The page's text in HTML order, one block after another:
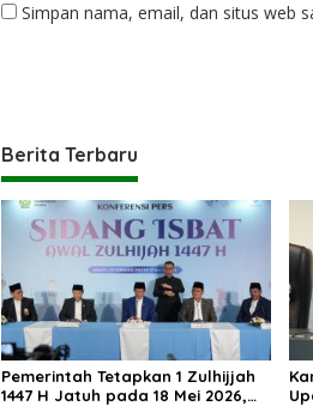
Simpan nama, email, dan situs web
Berita Terbaru
Pemerintah Tetapkan 1 Zulhijjah
1447 H Jatuh pada 18 Mei 2026,